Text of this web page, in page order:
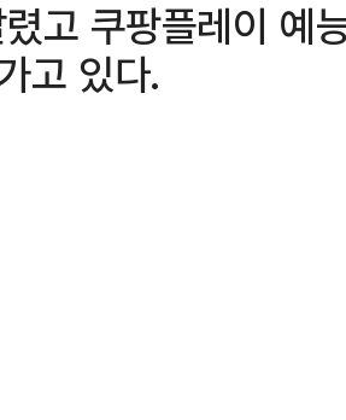
고 쿠팡플레이 예
고 있다.